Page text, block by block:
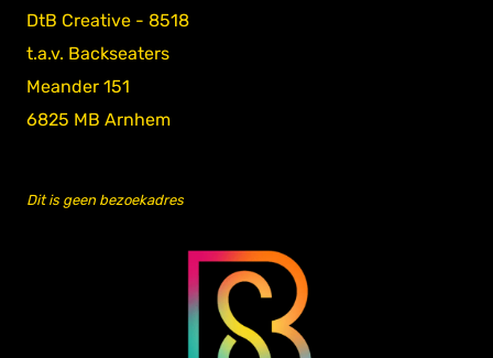
DtB Creative - 8518
t.a.v. Backseaters
Meander 151
6825 MB Arnhem
Dit is geen bezoekadres